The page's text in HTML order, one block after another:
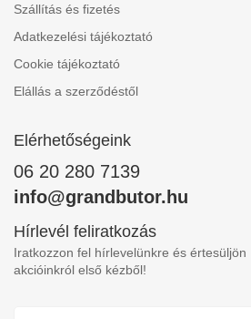
Szállítás és fizetés
Adatkezelési tájékoztató
Cookie tájékoztató
Elállás a szerződéstől
Elérhetőségeink
06 20 280 7139
info@grandbutor.hu
Hírlevél feliratkozás
Iratkozzon fel hírlevelünkre és értesüljön
akcióinkról első kézből!